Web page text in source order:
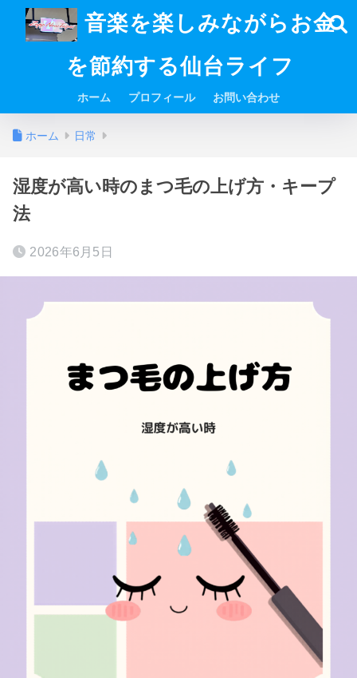
音楽を楽しみながらお金
を節約する仙台ライフ
ホーム プロフィール お問い合わせ
ホーム 日常
湿度が高い時のまつ毛の上げ方・キープ
法
2026年6月5日